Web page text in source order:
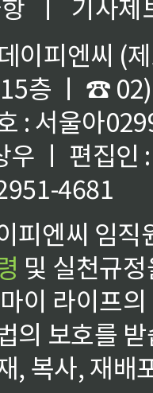
ㅣ
기사제
이피엔씨 (
층 ㅣ ☎
: 서울아
우 ㅣ 편집인
4681
피엔씨 임
및 실천규
이 라이프
의 보호를
, 복사, 재배